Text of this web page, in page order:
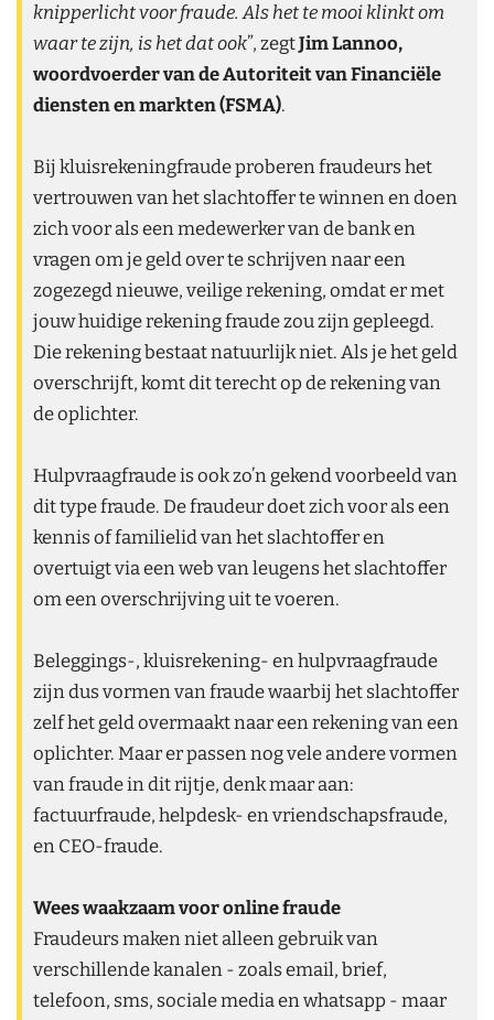
knipperlicht voor fraude. Als het te mooi klinkt om
waar te zijn, is het dat ook”, zegtJim Lannoo,
woordvoerder van de Autoriteit van Financiële
diensten en markten (FSMA).
Bij kluisrekeningfraude proberen fraudeurs het
vertrouwen van het slachtoffer te winnen en doen
zich voor als een medewerker van de bank en
vragen om je geld over te schrijven naar een
zogezegd nieuwe, veilige rekening, omdat er met
jouw huidige rekening fraude zou zijn gepleegd.
Die rekening bestaat natuurlijk niet. Als je het geld
overschrijft, komt dit terecht op de rekening van
de oplichter.
Hulpvraagfraude is ook zo’n gekend voorbeeld van
dit type fraude. De fraudeur doet zich voor als een
kennis of familielid van het slachtoffer en
overtuigt via een web van leugens het slachtoffer
om een overschrijving uit te voeren.
Beleggings-, kluisrekening- en hulpvraagfraude
zijn dus vormen van fraude waarbij het slachtoffer
zelf het geld overmaakt naar een rekening van een
oplichter. Maar er passen nog vele andere vormen
van fraude in dit rijtje, denk maar aan:
factuurfraude, helpdesk- en vriendschapsfraude,
en CEO-fraude.
Wees waakzaam voor online fraude
Fraudeurs maken niet alleen gebruik van
verschillende kanalen - zoals email, brief,
telefoon, sms, sociale media en whatsapp - maar